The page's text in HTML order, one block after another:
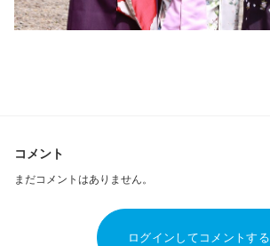
コメント
まだコメントはありません。
ログインしてコメントする